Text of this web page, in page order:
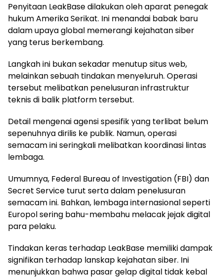
Penyitaan LeakBase dilakukan oleh aparat penegak
hukum Amerika Serikat. Ini menandai babak baru
dalam upaya global memerangi kejahatan siber
yang terus berkembang.
Langkah ini bukan sekadar menutup situs web,
melainkan sebuah tindakan menyeluruh. Operasi
tersebut melibatkan penelusuran infrastruktur
teknis di balik platform tersebut.
Detail mengenai agensi spesifik yang terlibat belum
sepenuhnya dirilis ke publik. Namun, operasi
semacam ini seringkali melibatkan koordinasi lintas
lembaga.
Umumnya, Federal Bureau of Investigation (FBI) dan
Secret Service turut serta dalam penelusuran
semacam ini. Bahkan, lembaga internasional seperti
Europol sering bahu-membahu melacak jejak digital
para pelaku.
Tindakan keras terhadap LeakBase memiliki dampak
signifikan terhadap lanskap kejahatan siber. Ini
menunjukkan bahwa pasar gelap digital tidak kebal